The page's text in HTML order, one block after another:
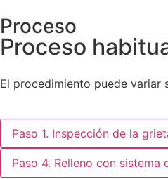
Proceso
Proceso
El procedimiento puede variar
Paso 1. Inspección de la
Paso 4. Relleno con sistema